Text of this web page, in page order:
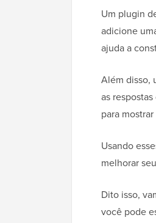
Um plugin
adicione
ajuda a
Além disso,
as
para
Usando
melhorar
Dito isso,
você pode